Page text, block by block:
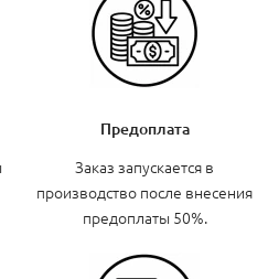
Предоплата
Заказ запускается в
производство после внесения
предоплаты 50%.